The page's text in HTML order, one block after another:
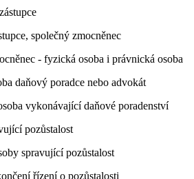
společný zmocněnec
- fyzická osoba i právnická osoba
daňový poradce nebo advokát
vykonávající daňové poradenství
pozůstalost
spravující pozůstalost
řízení o pozůstalosti